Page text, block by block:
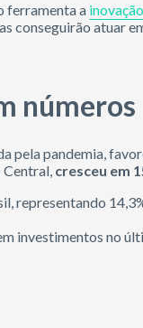
ferramenta a
conseguirão atuar
números
pela pandemia,
Central, cresceu em
representando
investimentos no